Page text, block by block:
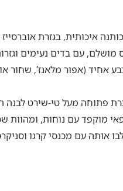
זוהי אבן הפינה של כל מלתחה. השקיעו בטי-שירטים
מושלם, עם בדים נעימים
אחיד (אפור מלאנז’, שחור
מעל טי-שירט לבנה
מוקפד עם נוחות, ומהוות
אותה עם מכנסי קרגו